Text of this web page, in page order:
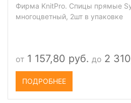
Фирма KnitPro. Спицы прямые
многоцветный, 2шт в упаковке
от 1 157,80 руб. до 2
ПОДРОБНЕЕ